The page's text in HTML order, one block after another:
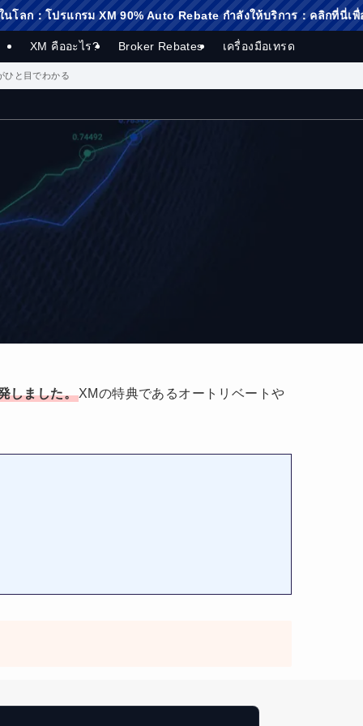
90% Auto Rebate กำลังให้บริการ：คลิกที่นี่เพื่อดูรายละเอียด
XM คืออะไร? Broker Rebates เครื่องมือเทรด
ひと目でわかる
しました。XMの特典であるオートリベートや